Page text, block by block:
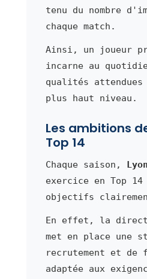
tenu du nombre
chaque match.
Ainsi, un joueur
incarne au
qualités attendues
plus haut niveau.
Les ambitions
Top 14
Chaque saison, Lyon
exercice en Top 14
objectifs
En effet, la
met en place une
recrutement et de
adaptée aux